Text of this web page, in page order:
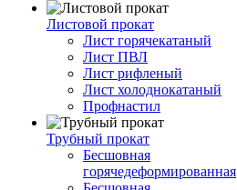
Листовой прокат
Лист горячекатаный
Лист ПВЛ
Лист рифленый
Лист холоднокатаный
Профнастил
Трубный прокат
Бесшовная
горячедеформированная